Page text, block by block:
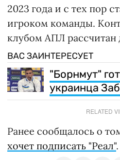
2023 года и с тех пор
игроком команды.
клубом АПЛ рассчитан
ВАС ЗАИНТЕРЕСУЕТ
"Борнмут"
украинца
RELATED
Ранее сообщалось о
хочет подписать "Реал".